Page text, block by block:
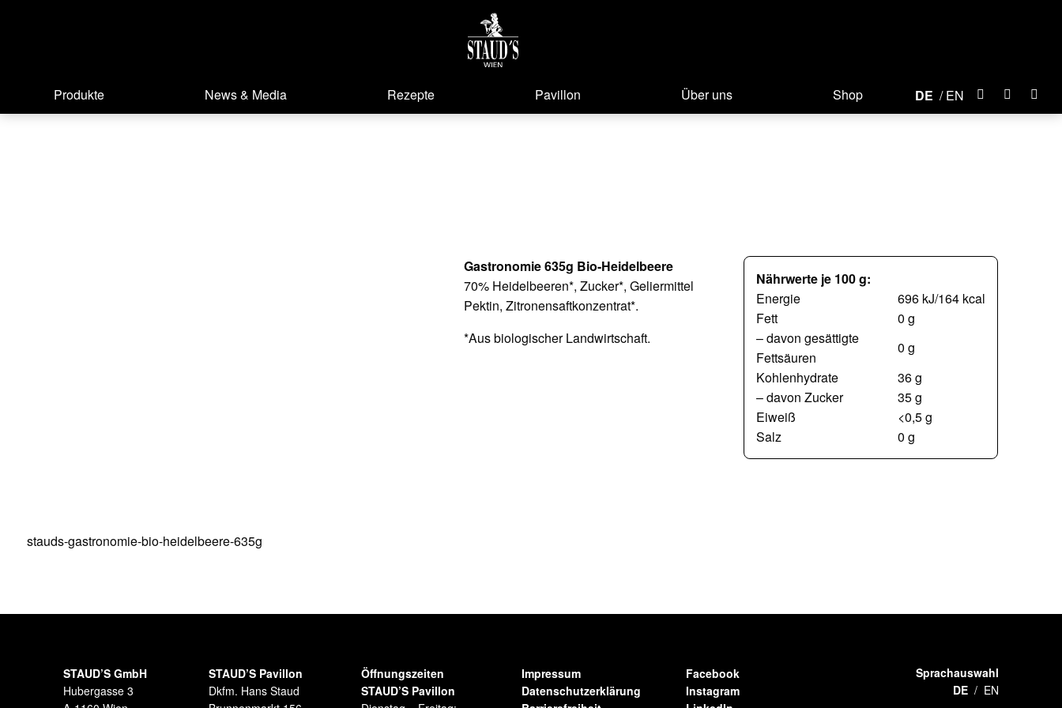
Produkte News & Media Rezepte Pavillon Über uns Shop DE EN
Gastronomie 635g Bio-Heidelbeere
70% Heidelbeeren*, Zucker*, Geliermittel
Pektin, Zitronensaftkonzentrat*.
*Aus biologischer Landwirtschaft.
Nährwerte je 100 g:
Energie
696 kJ/164 kcal
Fett
0 g
– davon gesättigte
Fettsäuren
0 g
Kohlenhydrate
36 g
– davon Zucker
35 g
Eiweiß
<0,5 g
Salz
0 g
STAUD’S GmbH
Hubergasse 3
STAUD’S Pavillon
Dkfm. Hans Staud
Öffnungszeiten
STAUD’S Pavillon
Impressum
Datenschutzerklärung
Facebook
Instagram
Sprachauswahl
DE
EN